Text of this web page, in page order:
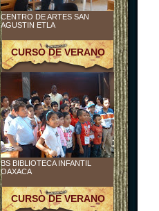
CENTRO DE ARTES SAN
AGUSTIN ETLA
CURSO DE VERANO
BS BIBLIOTECA INFANTIL
OAXACA
CURSO DE VERANO